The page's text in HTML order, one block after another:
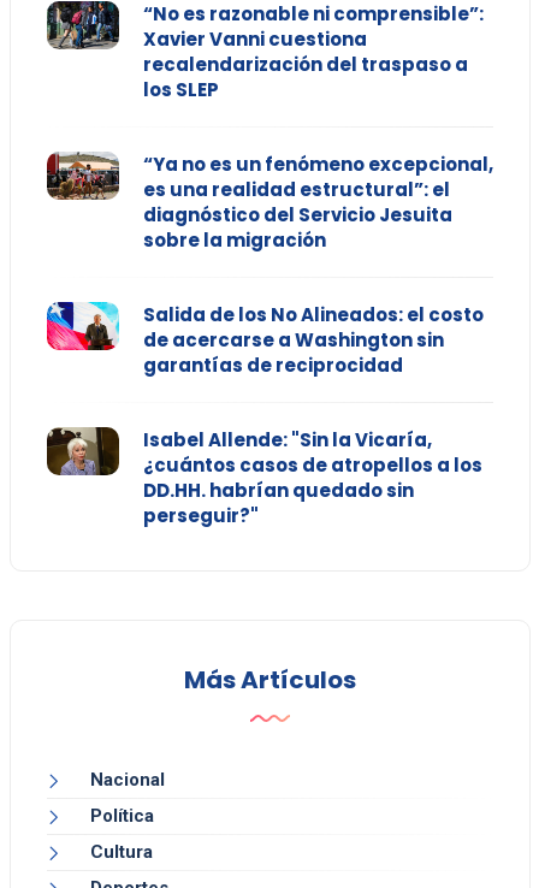
“No es razonable ni comprensible”:
Xavier Vanni cuestiona
recalendarización del traspaso a
los SLEP
“Ya no es un fenómeno excepcional,
es una realidad estructural”: el
diagnóstico del Servicio Jesuita
sobre la migración
Salida de los No Alineados: el costo
de acercarse a Washington sin
garantías de reciprocidad
Isabel Allende: "Sin la Vicaría,
¿cuántos casos de atropellos a los
DD.HH. habrían quedado sin
perseguir?"
Más Artículos
Nacional
Política
Cultura